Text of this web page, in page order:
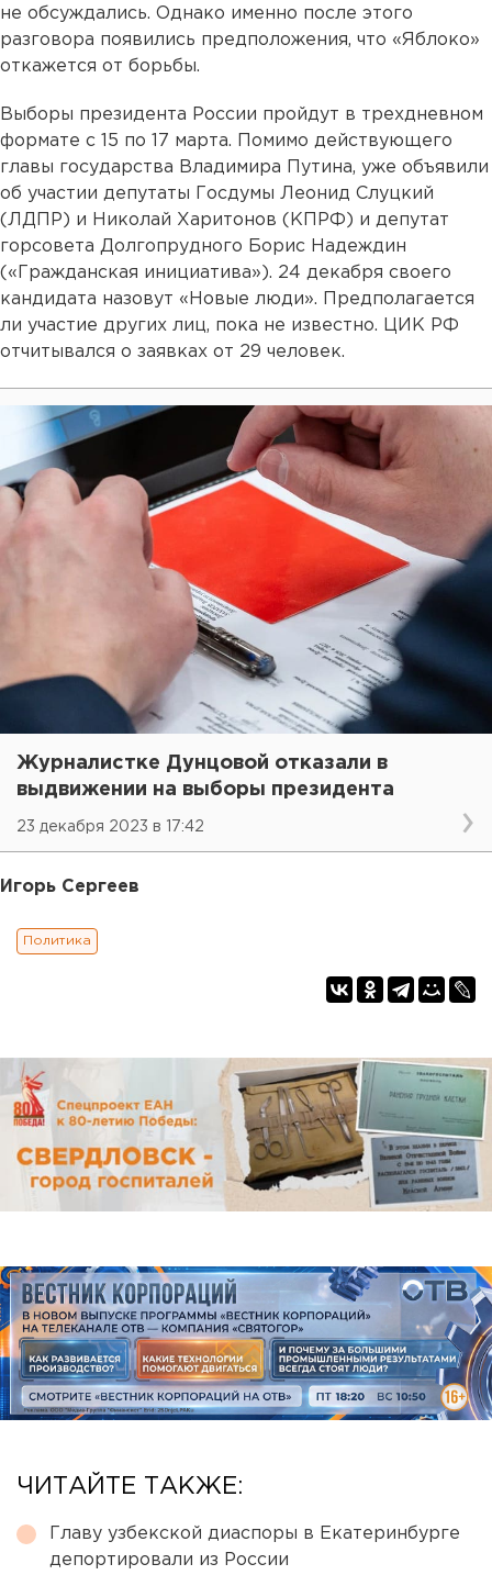
не обсуждались. Однако именно после этого
разговора появились предположения, что «Яблоко»
откажется от борьбы.
Выборы президента России пройдут в трехдневном
формате с 15 по 17 марта. Помимо действующего
главы государства Владимира Путина, уже объявили
об участии депутаты Госдумы Леонид Слуцкий
(ЛДПР) и Николай Харитонов (КПРФ) и депутат
горсовета Долгопрудного Борис Надеждин
(«Гражданская инициатива»). 24 декабря своего
кандидата назовут «Новые люди». Предполагается
ли участие других лиц, пока не известно. ЦИК РФ
отчитывался о заявках от 29 человек.
Журналистке Дунцовой отказали в
выдвижении на выборы президента
23 декабря 2023 в 17:42
Игорь Сергеев
Политика
ЧИТАЙТЕ ТАКЖЕ:
Главу узбекской диаспоры в Екатеринбурге
депортировали из России